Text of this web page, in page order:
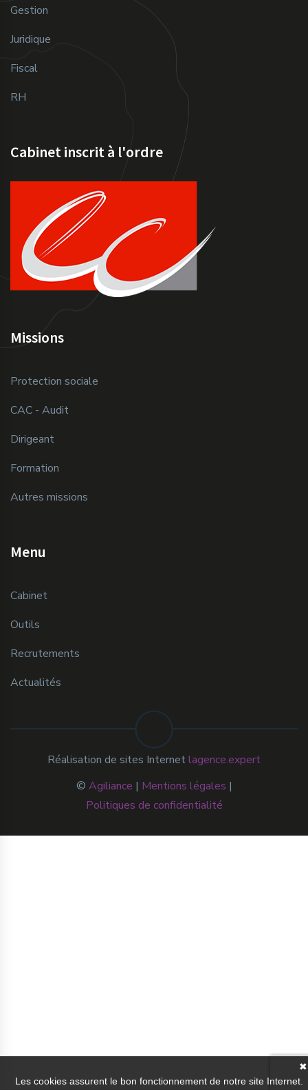
Gestion
Juridique
Fiscal
RH
Missions
Protection sociale
CAC - Audit
Dirigeant
Formation
Autres missions
Menu
Cabinet
Outils
Recrutements
Actualités
Cabinet inscrit à l'ordre
© Agiliance | Mentions légales |
Politiques de confidentialité
Réalisation de sites Internetlagence.expert
✖
Les cookies assurent le bon fonctionnement de notre site Internet.